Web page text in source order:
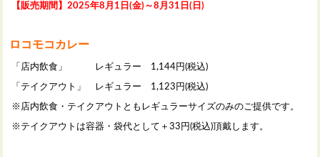
【販売期間】2025年8月1日(金)～8月31日(日)
ロコモコカレー
「店内飲食」 レギュラー 1,144円(税込)
「テイクアウト」 レギュラー 1,123円(税込)
※店内飲食・テイクアウトともレギュラーサイズのみのご提供です。
※テイクアウトは容器・袋代として＋33円(税込)頂戴します。